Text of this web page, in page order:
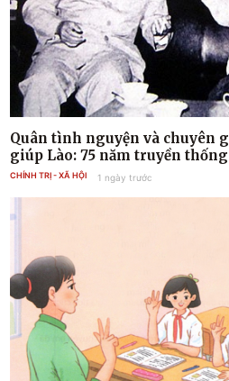
Quân tình nguyện và chuyên
giúp Lào: 75 năm truyền
CHÍNH TRỊ - XÃ HỘI 1 ngày trước